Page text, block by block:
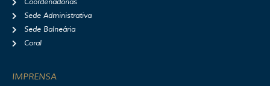
Coordenadorias
Sede Administrativa
Sede Balneária
Coral
IMPRENSA